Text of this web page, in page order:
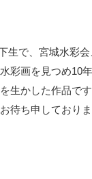
生で、宮城水彩
彩画を見つめ10
生かした作品で
待ち申しておりま